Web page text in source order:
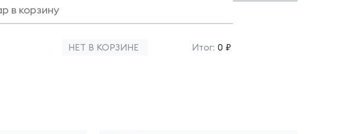
НЕТ В КОРЗИНЕ Итог: 0 ₽